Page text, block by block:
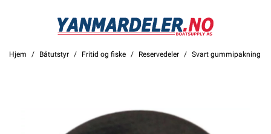
Hjem Båtutstyr Fritid og fiske Reservedeler Svart gummipakning